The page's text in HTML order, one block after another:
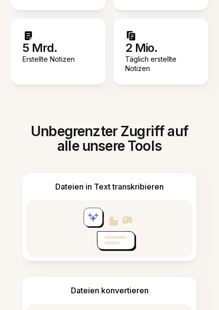
5 Mrd.
Erstellte Notizen
2 Mio.
Täglich erstellte
Notizen
Unbegrenzter Zugriff auf
alle unsere Tools
Dateien in Text transkribieren
Dateien konvertieren